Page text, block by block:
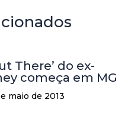
There’ do ex-
começa em MG
maio de 2013